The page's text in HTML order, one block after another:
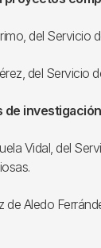
del Servicio
del Servicio
de
Vidal, del
de Aledo